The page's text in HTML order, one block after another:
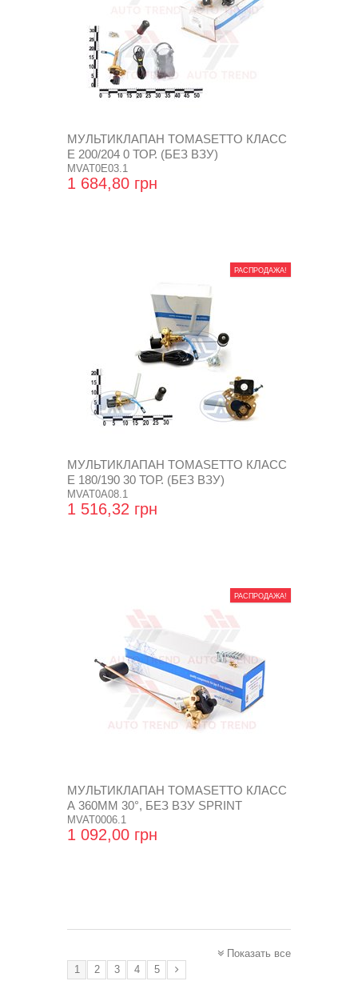
МУЛЬТИКЛАПАН TOMASETTO КЛАСС
Е 200/204 0 ТОР. (БЕЗ ВЗУ)
MVAT0E03.1
1 684,80 грн
РАСПРОДАЖА!
МУЛЬТИКЛАПАН TOMASETTO КЛАСС
Е 180/190 30 ТОР. (БЕЗ ВЗУ)
MVAT0A08.1
1 516,32 грн
РАСПРОДАЖА!
МУЛЬТИКЛАПАН TOMASETTO КЛАСС
А 360ММ 30°, БЕЗ ВЗУ SPRINT
MVAT0006.1
1 092,00 грн
Показать все
1
2 3 4 5